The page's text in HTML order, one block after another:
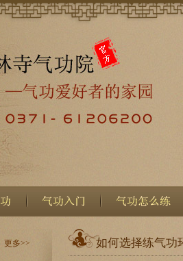
更多>> 如何选择练气功